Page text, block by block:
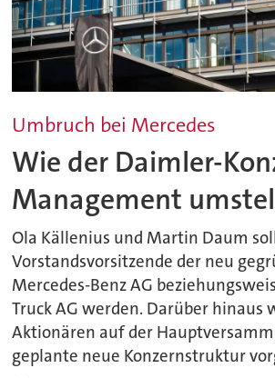
Umbruch bei Mercedes
Wie der Daimler-
Management
Ola Källenius und Martin Daum
Vorstandsvorsitzende der neu
Mercedes-Benz AG
Truck AG werden. Darüber hinaus
Aktionären auf der
geplante neue Konzernstruktur